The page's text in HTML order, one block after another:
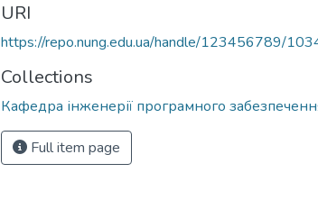
URI
https://repo.nung.edu.ua/handle/123456789/
Collections
Кафедра інженерії програмного
Full item page